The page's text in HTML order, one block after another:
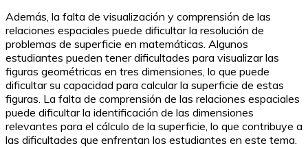
Además, la falta de visualización y comprensión de las
relaciones espaciales puede dificultar la resolución de
problemas de superficie en matemáticas. Algunos
estudiantes pueden tener dificultades para visualizar las
figuras geométricas en tres dimensiones, lo que puede
dificultar su capacidad para calcular la superficie de estas
figuras. La falta de comprensión de las relaciones espaciales
puede dificultar la identificación de las dimensiones
relevantes para el cálculo de la superficie, lo que contribuye a
las dificultades que enfrentan los estudiantes en este tema.